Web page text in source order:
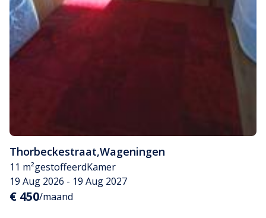
Thorbeckestraat,Wageningen
11 m²gestoffeerdKamer
19 Aug 2026 - 19 Aug 2027
€ 450/maand